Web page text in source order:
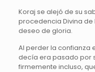
Koraj se alejó de su
procedencia Divina de
deseo de gloria.
Al perder la confianza
decía era pasado por
firmemente incluso,